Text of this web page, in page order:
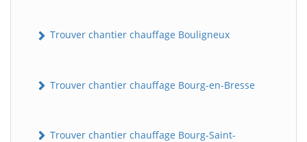
Trouver chantier chauffage Bouligneux
Trouver chantier chauffage Bourg-en-Bresse
Trouver chantier chauffage Bourg-Saint-